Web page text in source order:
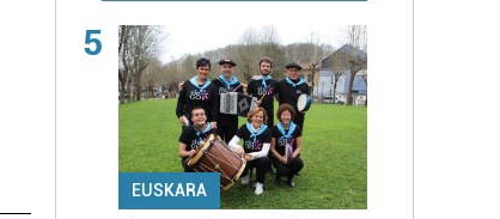
5
EUSKARA